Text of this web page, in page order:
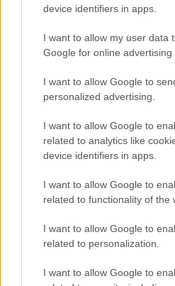
device identifiers in apps.
I want to allow my user data
Google for online advertising
I want to allow Google to
personalized advertising.
I want to allow Google to
related to analytics like
device identifiers in apps.
I want to allow Google to
related to functionality of the
I want to allow Google to
related to personalization.
I want to allow Google to
trò chơi trực tuyến miễn phí trò
Video gameplay